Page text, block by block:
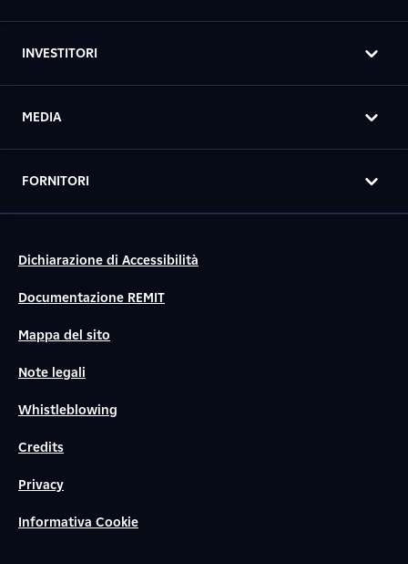
INVESTITORI
MEDIA
FORNITORI
Dichiarazione di Accessibilità
Documentazione REMIT
Mappa del sito
Note legali
Whistleblowing
Credits
Privacy
Informativa Cookie